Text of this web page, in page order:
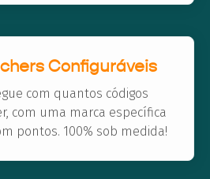
Configuráveis
com quantos códigos
com uma marca específica
pontos. 100% sob medida!